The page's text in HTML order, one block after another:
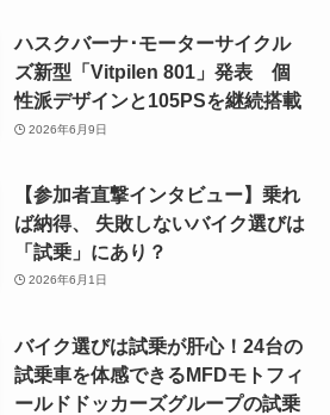
ハスクバーナ･モーターサイクル
ズ新型「Vitpilen 801」発表 個
性派デザインと105PSを継続搭載
2026年6月9日
【参加者直撃インタビュー】乗れ
ば納得、 失敗しないバイク選びは
「試乗」にあり？
2026年6月1日
バイク選びは試乗が肝心！24台の
試乗車を体感できるMFDモトフィ
ールドドッカーズグループの試乗